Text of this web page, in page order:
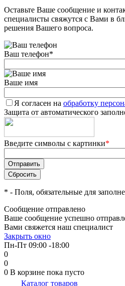
Оставьте Ваше сообщение и
специалисты свяжутся с Вами в
решения Вашего вопроса.
Ваш телефон*
Ваше имя
Я согласен на обработку
Защита от автоматического
Введите символы с картинки*
* - Поля, обязательные для
Сообщение отправлено
Ваше сообщение успешно
Вами свяжется наш специалист
Закрыть окно
Пн-Пт 09:00 -18:00
0
0
0 В корзине пока пусто
Каталог товаров
Добавляйте товары
в корзину
Оплачивайте сегодня
25% картой любого
Получайте товар
выбранный способом
Оставшиеся75% будут
списыватьсяс вашей
по
Подробнее
об оплате Плайтом